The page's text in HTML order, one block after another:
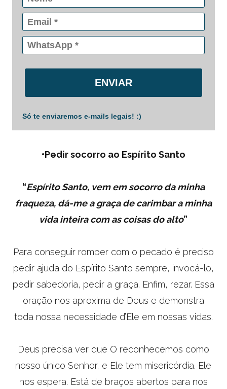
ENVIAR
Só te enviaremos e-mails legais! :)
•Pedir socorro ao Espírito Santo
“Espírito Santo, vem em socorro da minha
fraqueza, dá-me a graça de carimbar a minha
vida inteira com as coisas do alto”
Para conseguir romper com o pecado é preciso
pedir ajuda do Espírito Santo sempre, invocá-lo,
pedir sabedoria, pedir a graça. Enfim, rezar. Essa
oração nos aproxima de Deus e demonstra
toda nossa necessidade d’Ele em nossas vidas.
Deus precisa ver que O reconhecemos como
nosso único Senhor, e Ele tem misericórdia. Ele
nos espera. Está de braços abertos para nos